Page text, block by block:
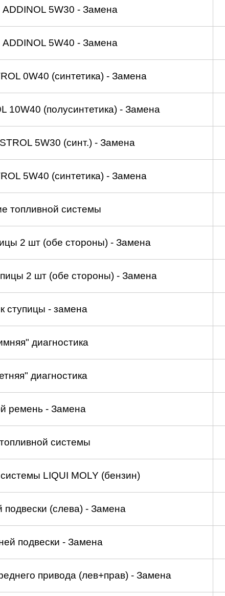
5W30 - Замена
5W40 - Замена
0W40 (синтетика) - Замена
10W40 (полусинтетика) - Замена
5W30 (синт.) - Замена
5W40 (синтетика) - Замена
топливной системы
2 шт (обе стороны) - Замена
2 шт (обе стороны) - Замена
ступицы - замена
диагностика
диагностика
ремень - Замена
системы
LIQUI MOLY (бензин)
(слева) - Замена
подвески - Замена
привода (лев+прав) - Замена